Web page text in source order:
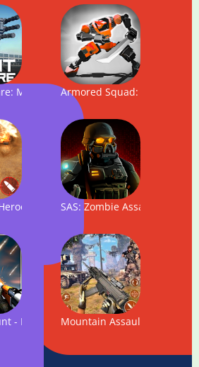
Mech battleArmored Squad: Mechs vs
Modern World of Shooting, WW2
SAS: Zombie Assault 4
- Deadly AssaultMountain Assault Shooting